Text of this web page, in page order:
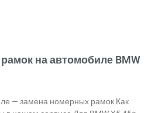
на автомобиле BMW
— замена номерных рамок Как